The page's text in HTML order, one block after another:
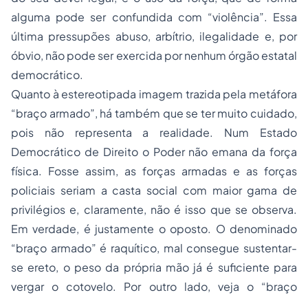
alguma pode ser confundida com “violência”. Essa
última pressupões abuso, arbítrio, ilegalidade e, por
óbvio, não pode ser exercida por nenhum órgão estatal
democrático.
Quanto à estereotipada imagem trazida pela metáfora
“braço armado”, há também que se ter muito cuidado,
pois não representa a realidade. Num Estado
Democrático de Direito o Poder não emana da força
física. Fosse assim, as forças armadas e as forças
policiais seriam a casta social com maior gama de
privilégios e, claramente, não é isso que se observa.
Em verdade, é justamente o oposto. O denominado
“braço armado” é raquítico, mal consegue sustentar-
se ereto, o peso da própria mão já é suficiente para
vergar o cotovelo. Por outro lado, veja o “braço